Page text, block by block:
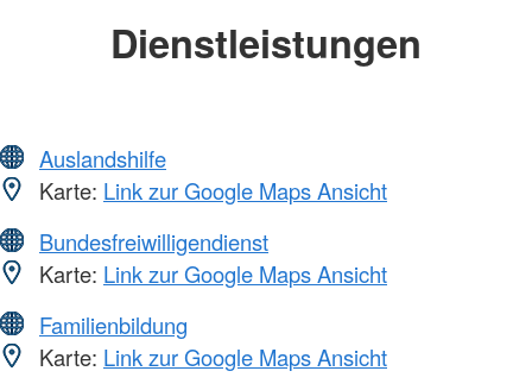
Dienstleistungen
Auslandshilfe
Karte: Link zur Google Maps Ansicht
Bundesfreiwilligendienst
Karte: Link zur Google Maps Ansicht
Familienbildung
Karte: Link zur Google Maps Ansicht